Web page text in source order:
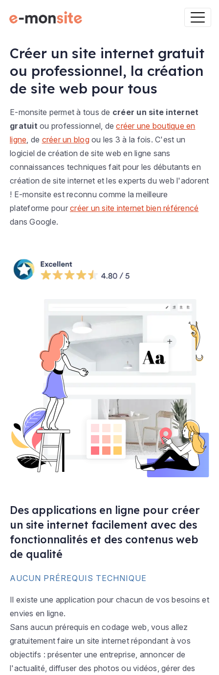
Créer un site internet gratuit
ou professionnel, la création
de site web pour tous
E-monsite permet à tous de créer un site internet
gratuit ou professionnel, decréer une boutique en
ligne , de créer un blogou les 3 à la fois. C'est un
logiciel de création de site web en ligne sans
connaissances techniques fait pour les débutants en
création de site internet et les experts du web l'adorent
! E-monsite est reconnu comme la meilleure
plateforme pour créer un site internet bien référencé
dans Google.
Des applications en ligne pour créer
un site internet facilement avec des
fonctionnalités et des contenus web
de qualité
AUCUN PRÉREQUIS TECHNIQUE
Il existe une application pour chacun de vos besoins et
envies en ligne.
Sans aucun prérequis en codage web, vous allez
gratuitement faire un site internet répondant à vos
objectifs : présenter une entreprise, annoncer de
l'actualité, diffuser des photos ou vidéos, gérer des